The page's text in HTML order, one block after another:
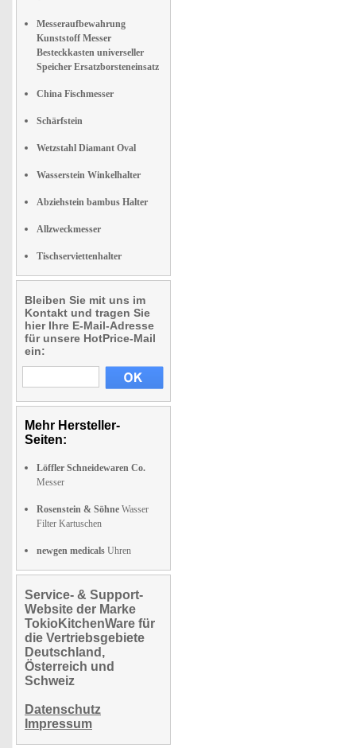
Messeraufbewahrung
Kunststoff Messer
Besteckkasten universeller
Speicher Ersatzborsteneinsatz
China Fischmesser
Schärfstein
Wetzstahl Diamant Oval
Wasserstein Winkelhalter
Abziehstein bambus Halter
Allzweckmesser
Tischserviettenhalter
Bleiben Sie mit uns im
Kontakt und tragen Sie
hier Ihre E-Mail-Adresse
für unsere HotPrice-Mail
ein:
Mehr Hersteller-
Seiten:
Löffler Schneidewaren Co.
Messer
Rosenstein & Söhne Wasser
Filter Kartuschen
newgen medicals Uhren
Service- & Support-
Website der Marke
TokioKitchenWare für
die Vertriebsgebiete
Deutschland,
Österreich und
Schweiz
Datenschutz
Impressum